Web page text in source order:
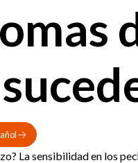
La sensibilidad en los